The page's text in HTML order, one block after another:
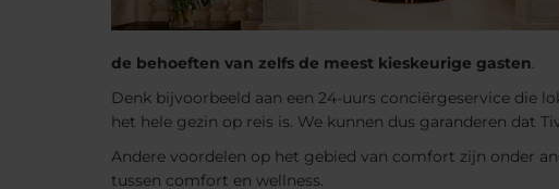
de behoeften van zelfs de meest kieskeurige gasten.
Denk bijvoorbeeld aan een 24-uurs conciërgeservice die
het hele gezin op reis is. We kunnen dus garanderen dat
Andere voordelen op het gebied van comfort zijn onder
tussen comfort en wellness.